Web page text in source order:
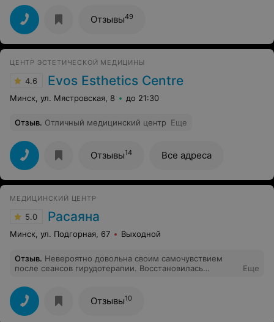
было комфортно. Давно не решалась обследовать
почки, рада, что выбрала именно этот центр. В
кабинете УЗИ тепло, дают все необходимые
исходники (не нужно брать с собой полотенца, как
обычно в больницах, все есть на месте). Приемлемые
распечатку с результатами и ответили на
интересующие меня вопросы. Обязательно обращусь
сюда еще раз, если будет необходимость проходить
обследования.
Отзывы49
ЦЕНТР ЭСТЕТИЧЕСКОЙ МЕДИЦИНЫ
4.6 Evos Esthetics Centre
Минск, ул. Мястровская, 8 до 21:30
Отзыв. Отличный медицинский центр Еще
Отзывы14 Все адреса
МЕДИЦИНСКИЙ ЦЕНТР
5.0 Расаяна
Минск, ул. Подгорная, 67 Выходной
Отзыв. Невероятно довольна своим самочувствием
после сеансов гирудотерапии. Восстановилась
себе представить, что есть такой простой способ
решения надоевших проблем со здоровьем!
Рекомендую Вас всем своим знакомым!
Еще
Отзывы10